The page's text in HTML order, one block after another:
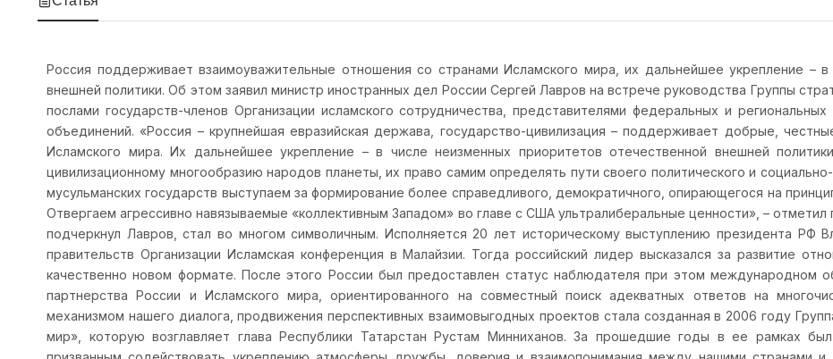
Россия поддерживает взаимоуважительные отношения со странами Исламского мира, их дальнейшее укрепление –
внешней политики. Об этом заявил министр иностранных дел России Сергей Лавров на встрече руководства Группы
послами государств-членов Организации исламского сотрудничества, представителями федеральных и
объединений. «Россия – крупнейшая евразийская держава, государство-цивилизация – поддерживает добрые,
Исламского мира. Их дальнейшее укрепление – в числе неизменных приоритетов отечественной внешней
цивилизационному многообразию народов планеты, их право самим определять пути своего политического и
мусульманских государств выступаем за формирование более справедливого, демократичного, опирающегося на
Отвергаем агрессивно навязываемые «коллективным Западом» во главе с США ультралиберальные ценности», – отметил
подчеркнул Лавров, стал во многом символичным. Исполняется 20 лет историческому выступлению президента РФ
правительств Организации Исламская конференция в Малайзии. Тогда российский лидер высказался за развитие
качественно новом формате. После этого России был предоставлен статус наблюдателя при этом международном
партнерства России и Исламского мира, ориентированного на совместный поиск адекватных ответов на
механизмом нашего диалога, продвижения перспективных взаимовыгодных проектов стала созданная в 2006 году
мир», которую возглавляет глава Республики Татарстан Рустам Минниханов. За прошедшие годы в ее рамках